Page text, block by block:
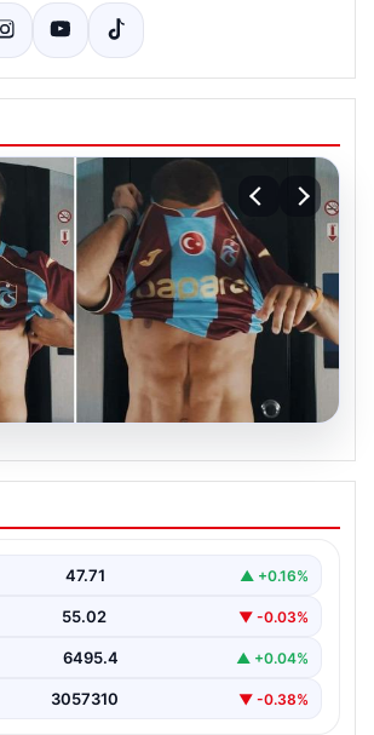
karnındaki görüntü
Gerçek ortaya çıktı
47.71 ▲ +0.16%
55.02 ▼ -0.03%
6495.4 ▲ +0.04%
3057310 ▼ -0.38%